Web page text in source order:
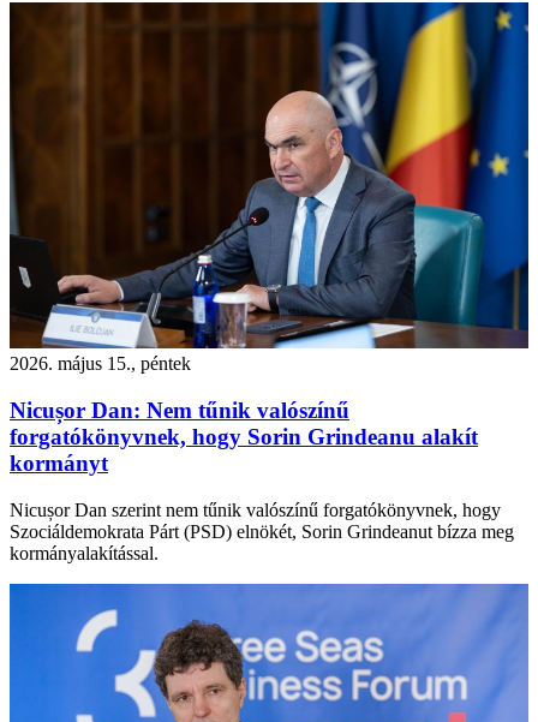
2026. május 15., péntek
Nicușor Dan: Nem tűnik valószínű
forgatókönyvnek, hogy Sorin Grindeanu alakít
kormányt
Nicușor Dan szerint nem tűnik valószínű forgatókönyvnek, hogy
Szociáldemokrata Párt (PSD) elnökét, Sorin Grindeanut bízza meg
kormányalakítással.